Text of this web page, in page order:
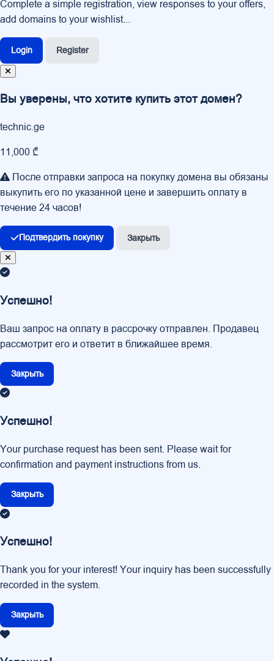
Complete a simple registration, view responses to your offers,
add domains to your wishlist...
Login Register
Вы уверены, что хотите купить этот домен?
technic.ge
11,000 ₾
После отправки запроса на покупку домена вы обязаны
выкупить его по указанной цене и завершить оплату в
течение 24 часов!
Подтвердить покупку Закрыть
Успешно!
Ваш запрос на оплату в рассрочку отправлен. Продавец
рассмотрит его и ответит в ближайшее время.
Закрыть
Успешно!
Your purchase request has been sent. Please wait for
confirmation and payment instructions from us.
Закрыть
Успешно!
Thank you for your interest! Your inquiry has been successfully
recorded in the system.
Закрыть